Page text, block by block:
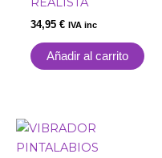
34,95 € IVA inc
Añadir al carrito